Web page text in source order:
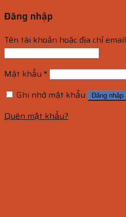
Đăng nhập
Tên tài khoản hoặc địa chỉ email
Mật khẩu *
Ghi nhớ mật khẩu
Đăng nhập
Quên mật khẩu?